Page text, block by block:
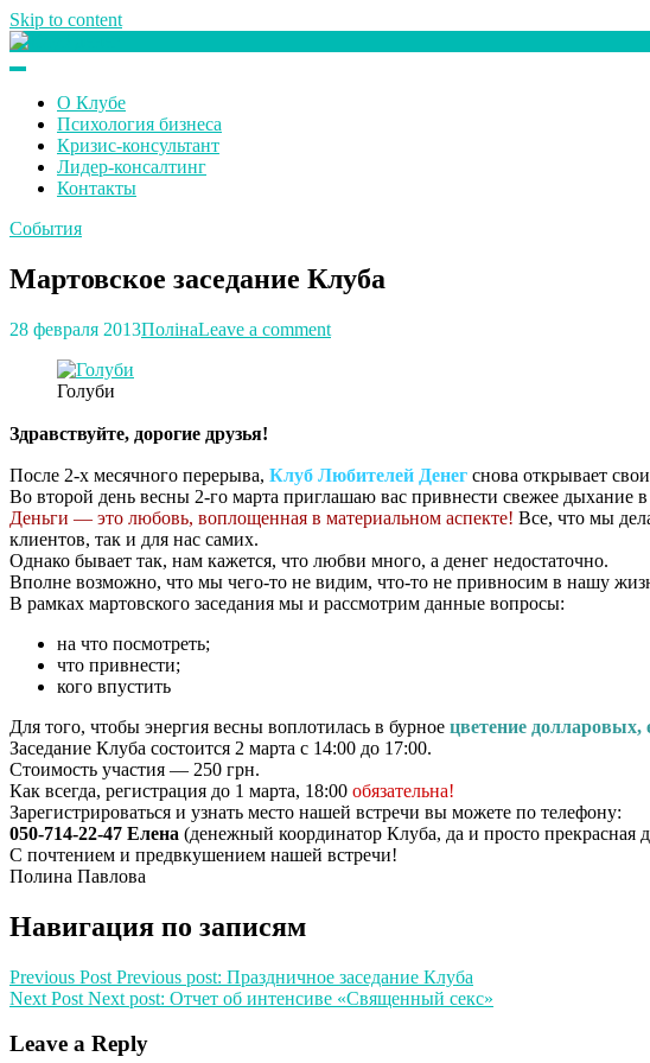
Skip to content
О Клубе
Психология бизнеса
Кризис-консультант
Лидер-консалтинг
Контакты
События
Мартовское заседание Клуба
28 февраля 2013ПолінаLeave a comment
Голуби
Здравствуйте, дорогие друзья!
После 2-х месячного перерыва, Клуб Любителей Денег снова открывает
Во второй день весны 2-го марта приглашаю вас привнести свежее дыхание
Деньги — это любовь, воплощенная в материальном аспекте! Все, что мы
клиентов, так и для нас самих.
Однако бывает так, нам кажется, что любви много, а денег недостаточно.
Вполне возможно, что мы чего-то не видим, что-то не привносим в нашу
В рамках мартовского заседания мы и рассмотрим данные вопросы:
на что посмотреть;
что привнести;
кого впустить
Для того, чтобы энергия весны воплотилась в бурное цветение
Заседание Клуба состоится 2 марта с 14:00 до 17:00.
Стоимость участия — 250 грн.
Как всегда, регистрация до 1 марта, 18:00 обязательна!
Зарегистрироваться и узнать место нашей встречи вы можете по телефону:
050-714-22-47 Елена (денежный координатор Клуба, да и просто прекрасная
С почтением и предвкушением нашей встречи!
Полина Павлова
Навигация по записям
Previous Post Previous post: Праздничное заседание Клуба
Next Post Next post: Отчет об интенсиве «Священный секс»
Leave a Reply